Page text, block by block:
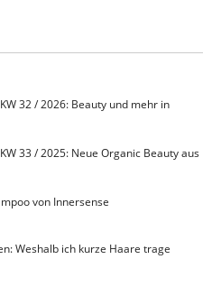
32 / 2026: Beauty und mehr in
33 / 2025: Neue Organic Beauty aus
von Innersense
Weshalb ich kurze Haare trage